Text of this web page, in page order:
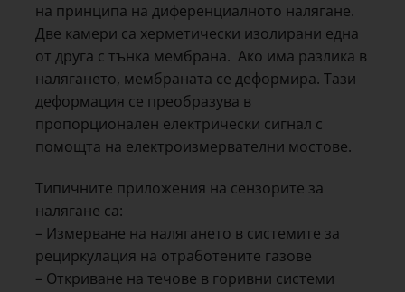
на принципа на диференциалното налягане.
Две камери са херметически изолирани една
от друга с тънка мембрана. Ако има разлика в
налягането, мембраната се деформира. Тази
деформация се преобразува в
пропорционален електрически сигнал с
помощта на електроизмервателни мостове.
Типичните приложения на сензорите за
налягане са:
– Измерване на налягането в системите за
рециркулация на отработените газове
– Откриване на течове в горивни системи